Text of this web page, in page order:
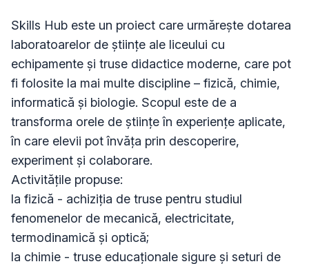
Skills Hub este un proiect care urmărește dotarea
laboratoarelor de științe ale liceului cu
echipamente și truse didactice moderne, care pot
fi folosite la mai multe discipline – fizică, chimie,
informatică și biologie. Scopul este de a
transforma orele de științe în experiențe aplicate,
în care elevii pot învăța prin descoperire,
experiment și colaborare.
Activitățile propuse:
la fizică - achiziția de truse pentru studiul
fenomenelor de mecanică, electricitate,
termodinamică și optică;
la chimie - truse educaționale sigure și seturi de